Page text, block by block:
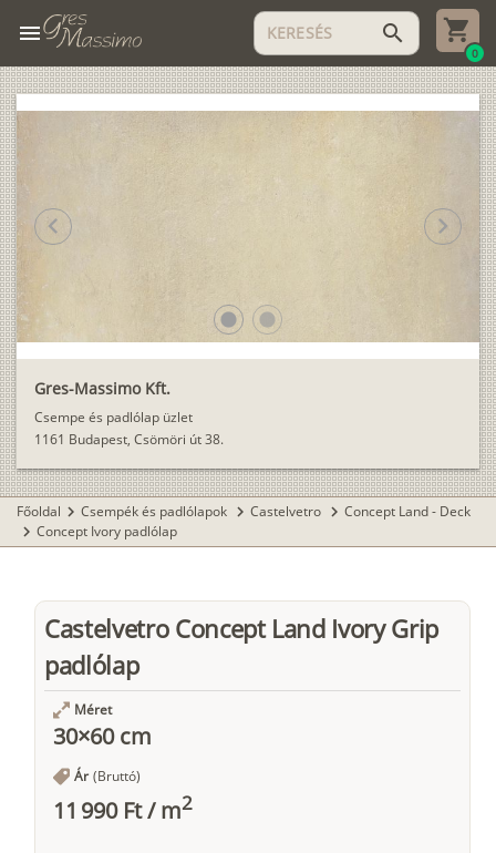
menu search
0
Gres-Massimo Kft.
Csempe és padlólap üzlet
1161 Budapest, Csömöri út 38.
lens lens
chevron_left chevron_right
Főoldal chevron_right Csempék és padlólapok chevron_right Castelvetro chevron_right Concept Land - Deck
chevron_right Concept Ivory padlólap
Castelvetro Concept Land Ivory Grip
padlólap
Méret
30×60 cm
Ár (Bruttó)
11 990 Ft/m2